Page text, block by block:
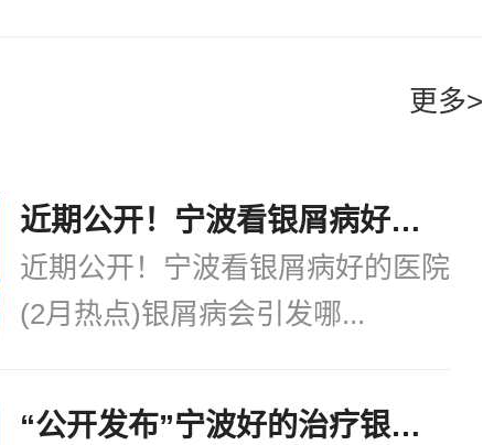
我们对于牛皮癣的治疗是一定要慎重
者们带来的危害是比较大的，所以
单，所以我们患者在治疗的过程中，
治疗的好的医院，不能盲目的选择一
更多>
近期公开！宁波看银屑病好的医院(2月热点)银屑病会引发哪些并发症？
近期公开！宁波看银屑病好的医院
(2月热点)银屑病会引发哪...
“公开发布”宁波好的治疗银屑病的医院_实时公开！银屑病患者能吃菠萝蜜吗？